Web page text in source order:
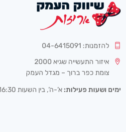
להזמנות: 04-6415091
איזור התעשייה שגיא 2000
צומת כפר ברוך – מגדל העמק
ימים ושעות פעילות: א’-ה’, בין השעות 08:30-16:30